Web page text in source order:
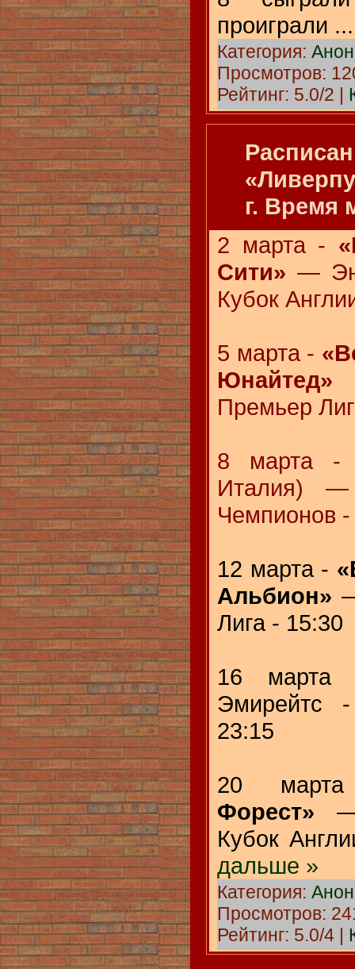
проиграли
Категория:
Просмотров:
Рейтинг: 5.0/2 |
г. Время
2 марта -
Сити» —
Кубок
5 марта -
Юнайтед»
Премьер
8 марта
Италия)
Чемпионов
12 марта -
Альбион»
Лига - 15:30
16
Эмирейтс
23:15
20
Форест» —
Кубок
дальше »
Категория:
Просмотров:
Рейтинг: 5.0/4 |